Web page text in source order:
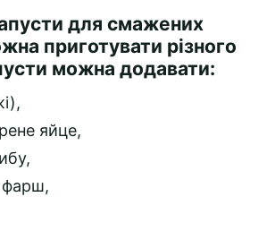
для смажених
приготувати різного
можна додавати:
яйце,
фарш,